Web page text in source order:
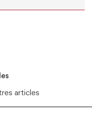
articles